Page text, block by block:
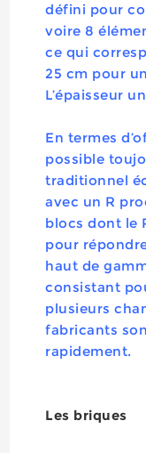
défini pour
voire 8
ce qui
25 cm pour
L’épaisseur
En termes
possible
traditionnel
avec un R
blocs dont le
pour
haut de
consistant
plusieurs
fabricants
rapidement.
Les briques